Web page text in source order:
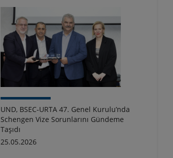
UND, BSEC-URTA 47. Genel Kurulu’nda
Schengen Vize Sorunlarını Gündeme
Taşıdı
25.05.2026